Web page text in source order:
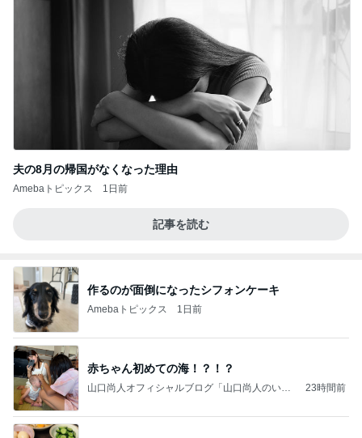
夫の8月の帰国がなくなった理由
Amebaトピックス 1日前
記事を読む
作るのが面倒になったシフォンケーキ
Amebaトピックス 1日前
赤ちゃん初めての海！？！？
山口尚人オフィシャルブログ「山口尚人のいき
23時間前